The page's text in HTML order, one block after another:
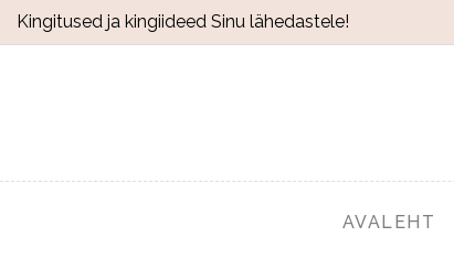
Kingitused ja kingiideed Sinu lähedastele!
AVALEHT